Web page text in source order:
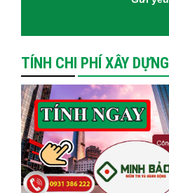
TÍNH CHI PHÍ XÂY DỰNG